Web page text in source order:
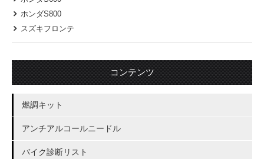
ホンダS800
スズキフロンテ
コンテンツ
燃調キット
アンチアルコールニードル
バイク診断リスト